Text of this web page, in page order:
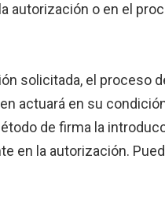
autorización o en el
solicitada, el
actuará en su
de firma la
en la autorización.